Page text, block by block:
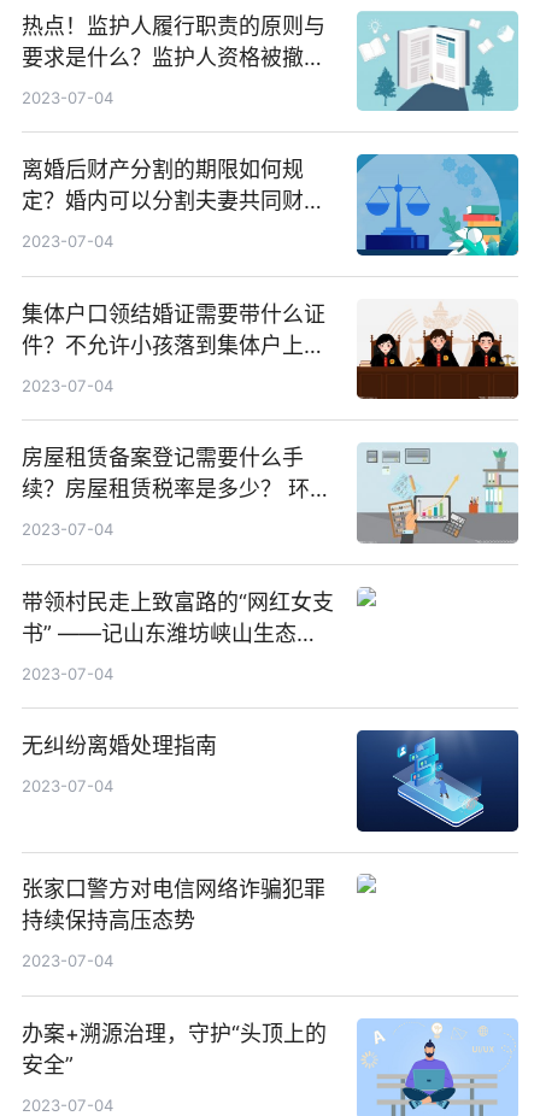
热点！监护人履行职责的原则与
要求是什么？监护人资格被撤销
后还能恢复吗？
2023-07-04
离婚后财产分割的期限如何规
定？婚内可以分割夫妻共同财产
的情形是哪些？-环球新要闻
2023-07-04
集体户口领结婚证需要带什么证
件？不允许小孩落到集体户上
吗？
2023-07-04
房屋租赁备案登记需要什么手
续？房屋租赁税率是多少？ 环球
时讯
2023-07-04
带领村民走上致富路的“网红女支
书” ——记山东潍坊峡山生态经
济开发区石头崖村支部书记张丽
2023-07-04
无纠纷离婚处理指南
2023-07-04
张家口警方对电信网络诈骗犯罪
持续保持高压态势
2023-07-04
办案+溯源治理，守护“头顶上的
安全”
2023-07-04